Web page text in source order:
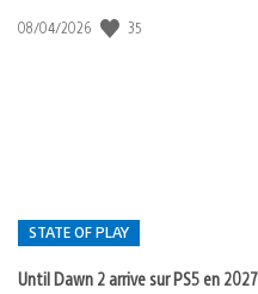
Date
08/04/2026 35
STATE OF PLAY
Until Dawn 2 arrive sur PS5 en 2027